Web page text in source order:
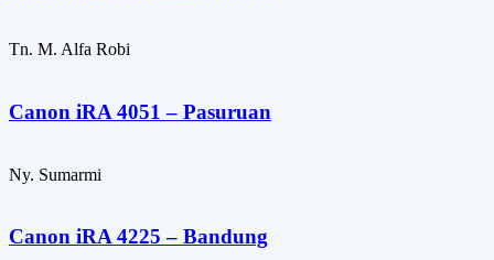
Tn. M. Alfa Robi
Canon iRA 4051 – Pasuruan
Ny. Sumarmi
Canon iRA 4225 – Bandung